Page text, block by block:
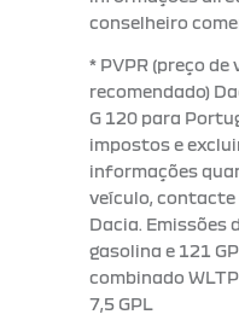
conselheiro
* PVPR (preço de
recomendado)
G 120 para
impostos e
informações
veículo, contacte
Dacia. Emissões
gasolina e 121
combinado
7,5 GPL